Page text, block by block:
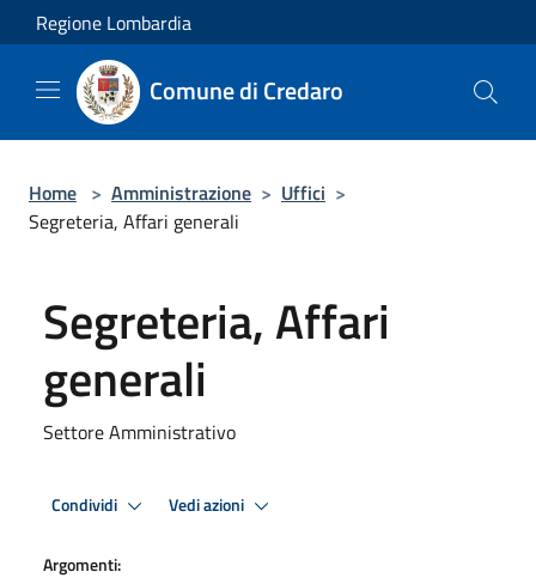
Salta al contenuto principale
Regione Lombardia
Comune di Credaro
Home > Amministrazione > Uffici >
Segreteria, Affari generali
Segreteria, Affari
generali
Settore Amministrativo
Condividi Vedi azioni
Argomenti: